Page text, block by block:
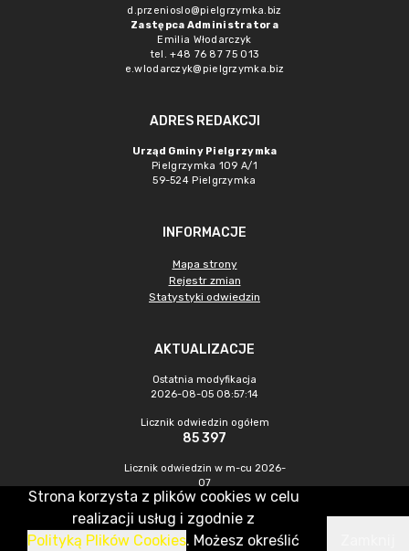
d.przenioslo@pielgrzymka.biz
Zastępca Administratora
Emilia Włodarczyk
tel. +48 76 87 75 013
e.wlodarczyk@pielgrzymka.biz
ADRES REDAKCJI
Urząd Gminy Pielgrzymka
Pielgrzymka 109 A/1
59-524 Pielgrzymka
INFORMACJE
Mapa strony
Rejestr zmian
Statystyki odwiedzin
AKTUALIZACJE
Ostatnia modyfikacja
2026-08-05 08:57:14
Licznik odwiedzin ogółem
85 397
Licznik odwiedzin w m-cu 2026-
07
164
CMS & Hosting: Nefeni Sp. z o.o.
Strona korzysta z plików cookies w celu
realizacji usług i zgodnie z
Polityką Plików Cookies. Możesz określić